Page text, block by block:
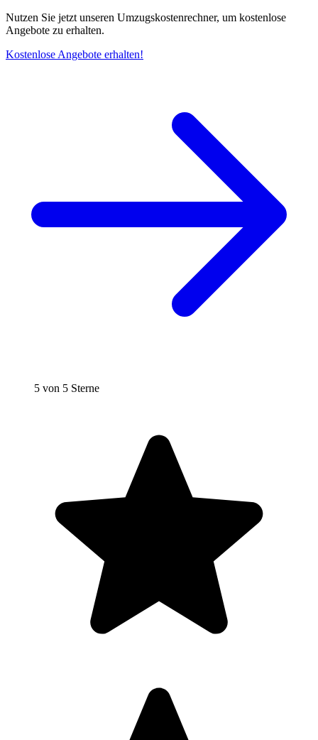
Nutzen Sie jetzt unseren Umzugskostenrechner, um kostenlose
Angebote zu erhalten.
Kostenlose Angebote erhalten!
5 von 5 Sterne